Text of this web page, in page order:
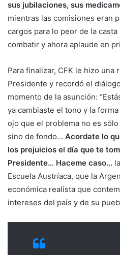
sus jubilaciones, sus
mientras las comisiones eran
cargos para lo peor de la
combatir y ahora aplaude en
Para finalizar, CFK le hizo una
Presidente y recordó el
momento de la asunción:
ya cambiaste el tono y la
ojo que el problema no es
sino de fondo… Acordate lo
los prejuicios el día que te
Presidente… Haceme caso…
Escuela Austríaca, que la
económica realista que
intereses del país y de su